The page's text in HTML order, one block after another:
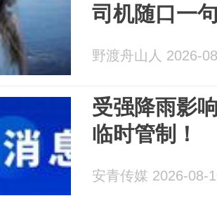
司机随口一
野渡舟山人 2026-
受强降雨影
临时管制！
安青传媒 2026-08-